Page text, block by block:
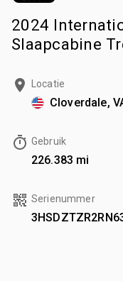
2024
Slaapcabine
Locatie
Cloverdale,
Gebruik
226.383 mi
Serienummer